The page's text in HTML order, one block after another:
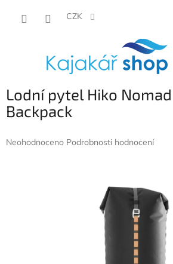
CZK
Lodní pytel Hiko
Backpack
Průměrné
Neohodnoceno Podrobnosti hodnocení